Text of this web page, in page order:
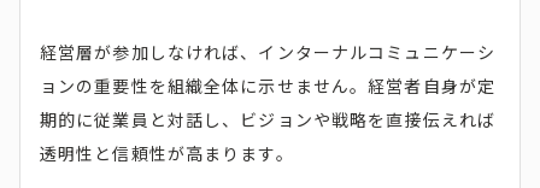
経営層が参加しなければ、インターナルコミュニケーシ
ョンの重要性を組織全体に示せません。経営者自身が定
期的に従業員と対話し、ビジョンや戦略を直接伝えれば
透明性と信頼性が高まります。